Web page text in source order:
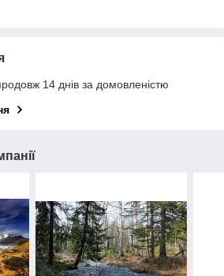
14 днів за домовленістю